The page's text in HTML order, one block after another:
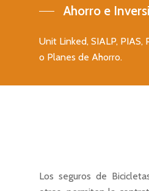
Ahorro e
Unit Linked, SIALP, PIAS,
o Planes de Ahorro.
Los seguros de